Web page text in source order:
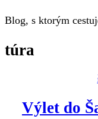
Blog, s ktorým
túra
Výlet do